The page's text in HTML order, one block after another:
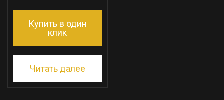
Купить в один
клик
Читать далее